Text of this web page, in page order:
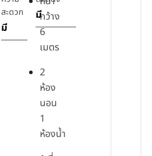
สะดวก
มี
มีกว้าง
6
เมตร
2
ห้อง
นอน
1
ห้องน้ำ